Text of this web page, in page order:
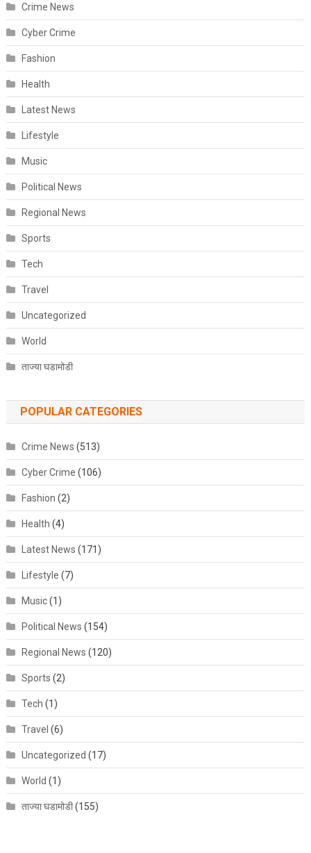
Crime News
Cyber Crime
Fashion
Health
Latest News
Lifestyle
Music
Political News
Regional News
Sports
Tech
Travel
Uncategorized
World
ताज्या घडामोडी
POPULAR CATEGORIES
Crime News (513)
Cyber Crime (106)
Fashion (2)
Health (4)
Latest News (171)
Lifestyle (7)
Music(1)
Political News (154)
Regional News (120)
Sports (2)
Tech (1)
Travel (6)
Uncategorized (17)
World (1)
ताज्या घडामोडी(155)